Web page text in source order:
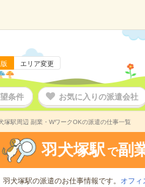
エリア変更
条件 お気に入りの派遣会社
塚駅周辺 副業・WワークOKの派遣の仕事一覧
羽犬塚駅 で副
羽犬塚駅の派遣のお仕事情報です。 オフィ